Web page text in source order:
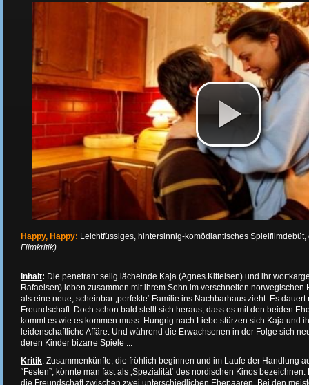
Happy, Happy: Leichtfüssiges, hintersinnig-komödiantisches Spielfilmdebüt,
Filmkritik)
Inhalt: Die penetrant selig lächelnde Kaja (Agnes Kittelsen) und ihr
Rafaelsen) leben zusammen mit ihrem Sohn im verschneiten norwegischen
als eine neue, scheinbar ‚perfekte‘ Familie ins Nachbarhaus zieht. Es
Freundschaft. Doch schon bald stellt sich heraus, dass es mit den beiden
kommt es wie es kommen muss. Hungrig nach Liebe stürzen sich Kaja und
leidenschaftliche Affäre. Und während die Erwachsenen in der Folge sich
deren Kinder bizarre Spiele ...
Kritik: Zusammenkünfte, die fröhlich beginnen und im Laufe der Handlung
“Festen”, könnte man fast als ‚Spezialität‘ des nordischen Kinos bezeichnen.
die Freundschaft zwischen zwei unterschiedlichen Ehepaaren. Bei den